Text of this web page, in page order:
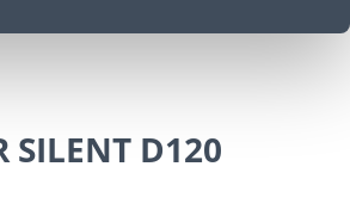
SILENT D120